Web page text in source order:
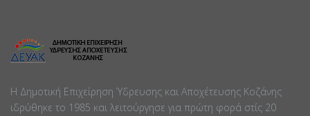
Η Δημοτική Επιχείρηση Ύδρευσης και Αποχέτευσης Κοζάνης
ιδρύθηκε το 1985 και λειτούργησε για πρώτη φορά στίς 20